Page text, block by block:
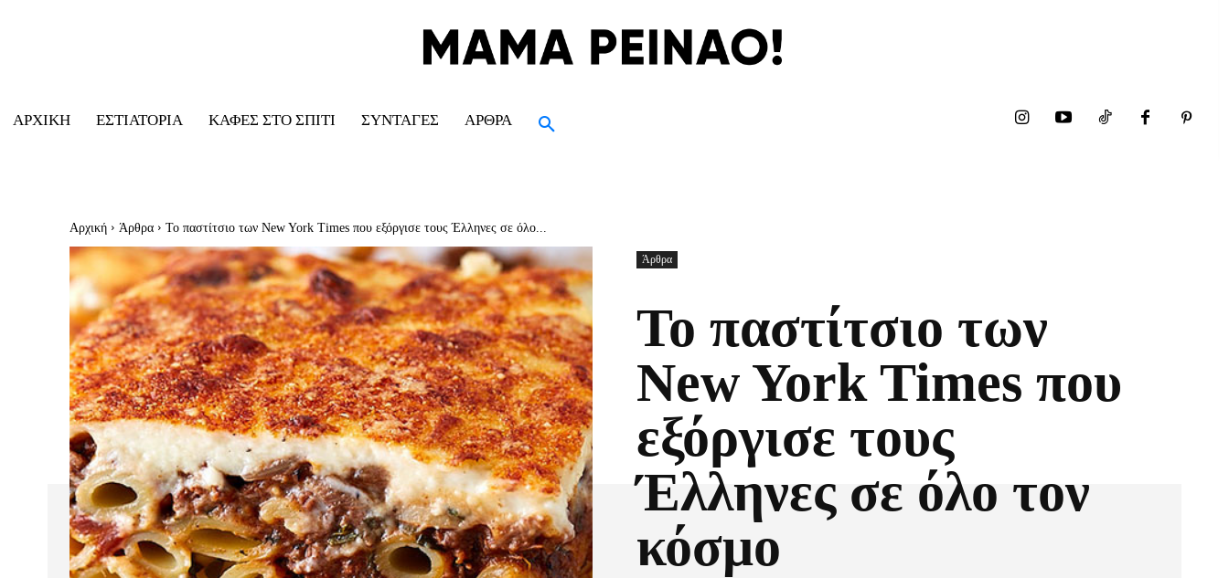
ΑΡΧΙΚΉ ΕΣΤΙΑΤΌΡΙΑ ΚΑΦΈΣ ΣΤΟ ΣΠΊΤΙ ΣΥΝΤΑΓΈΣ ΆΡΘΡΑ
Αρχική Άρθρα Το παστίτσιο των New York Times που εξόργισε τους Έλληνες σε όλο...
Άρθρα
Το παστίτσιο των
New York Times που
εξόργισε τους
Έλληνες σε όλο τον
κόσμο